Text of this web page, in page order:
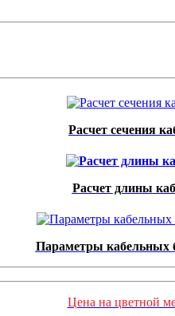
Расчет сечения
Расчет длины
Параметры кабельных
Цена на цветной